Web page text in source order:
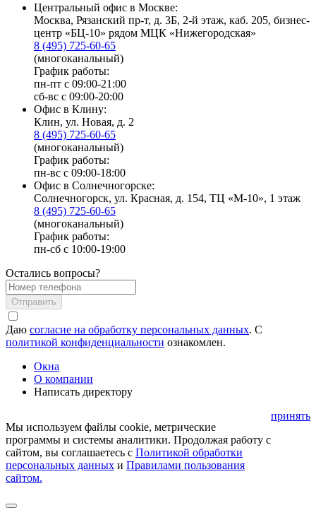
Центральный офис в Москве:
Москва, Рязанский пр-т, д. 3Б, 2-й этаж, каб. 205, бизнес-
центр «БЦ-10» рядом МЦК «Нижегородская»
8 (495) 725-60-65
(многоканальный)
График работы:
пн-пт с 09:00-21:00
сб-вс с 09:00-20:00
Офис в Клину:
Клин, ул. Новая, д. 2
8 (495) 725-60-65
(многоканальный)
График работы:
пн-вс с 09:00-18:00
Офис в Солнечногорске:
Солнечногорск, ул. Красная, д. 154, ТЦ «М-10», 1 этаж
8 (495) 725-60-65
(многоканальный)
График работы:
пн-сб с 10:00-19:00
Остались вопросы?
Отправить
Даю согласие на обработку персональных данных. С
политикой конфиденциальности ознакомлен.
Окна
О компании
Написать директору
Мы используем файлы cookie, метрические
программы и системы аналитики. Продолжая работу с
сайтом, вы соглашаетесь с Политикой обработки
персональных данных и Правилами пользования
сайтом.
принять